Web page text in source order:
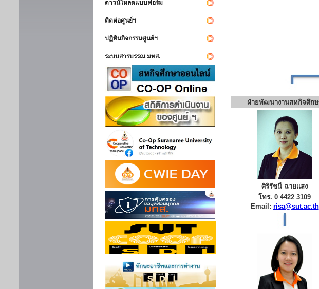
ดาวน์โหลดแบบฟอร์ม
ติดต่อศูนย์ฯ
ปฏิทินกิจกรรมศูนย์ฯ
ระบบสารบรรณ มทส.
ฝ่ายพัฒนางานสหกิจศึก
ศิริรัชนี ฉายแสง
โทร. 0 4422 3109
Email: risa@sut.ac.th